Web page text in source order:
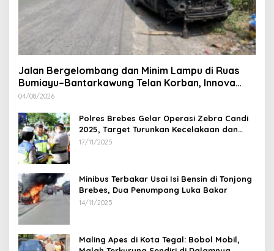
Jalan Bergelombang dan Minim Lampu di Ruas
Bumiayu–Bantarkawung Telan Korban, Innova
Hantam Pohon di Bantarkawung
04/08/2026
Polres Brebes Gelar Operasi Zebra Candi
2025, Target Turunkan Kecelakaan dan
Pelanggaran Lalu Lintas
17/11/2025
Minibus Terbakar Usai Isi Bensin di Tonjong
Brebes, Dua Penumpang Luka Bakar
14/11/2025
Maling Apes di Kota Tegal: Bobol Mobil,